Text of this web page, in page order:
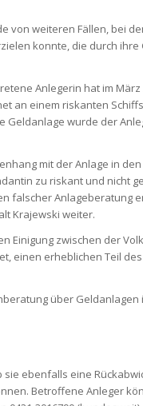
von weiteren Fällen, bei
konnte, die durch ihre
Anlegerin hat im März
an einem riskanten
Geldanlage wurde der
mit der Anlage in
zu riskant und nicht
falscher Anlageberatung
Krajewski weiter.
Einigung zwischen der
einen erheblichen Teil
über Geldanlagen
ebenfalls eine
Betroffene Anleger